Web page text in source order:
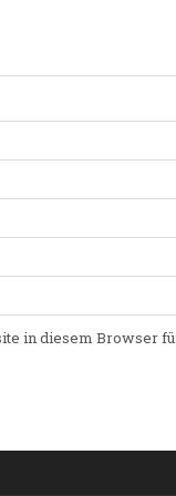
in diesem Browser